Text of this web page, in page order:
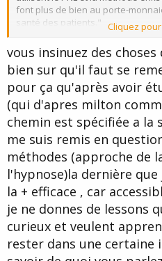
font plus de bien au porte-
santé des patients."
C'est vrai les américains font tout
Erickson n'était il pas américain ?
c'est rempli les poches ?
Excusez moi "paulelie" mais ce
jugement très catégorique de la
Heureusement que vous êtes là
France on attendait que vous
nous permettre d’évoluer un petit
Qu’il y est d’autre méthodes
qui se fait actuellement est
du tout fondé, d’autant plus que
disent absolument pas ce que
Vous avez des jugements un peu,
sur ce forum vous l’on fait
en moquer et continuez à faire la
posts sur le forum.
Si je peux me permettre revoyez
question avant de penser que
Cliquez
vous insinuez des
bien sur qu'il faut se
pour ça qu'après avoir
(qui d'apres milton
chemin est spécifiée a la
me suis remis en
méthodes (approche de
l'hypnose)la dernière
la + efficace , car
je ne donnes de lessons
curieux et veulent
rester dans une certaine